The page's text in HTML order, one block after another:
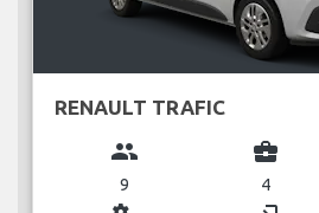
RENAULT TRAFIC
group
9
business_center
4